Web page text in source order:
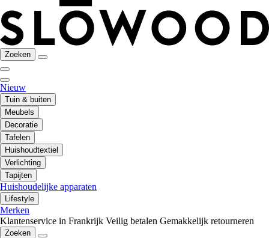
Zoeken
Nieuw
Tuin & buiten
Meubels
Decoratie
Tafelen
Huishoudtextiel
Verlichting
Tapijten
Huishoudelijke apparaten
Lifestyle
Merken
Klantenservice in Frankrijk Veilig betalen Gemakkelijk retourneren
Zoeken